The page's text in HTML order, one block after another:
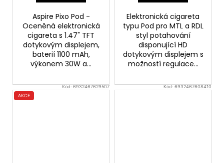
Aspire Pixo Pod -
Oceněná elektronická
cigareta s 1.47" TFT
dotykovým displejem,
baterií 1100 mAh,
výkonem 30W a...
Elektronická cigareta
typu Pod pro MTL a RDL
styl potahování
disponující HD
dotykovým displejem s
možností regulace...
Kód:6932467629507
AKCE
Kód:6932467608410